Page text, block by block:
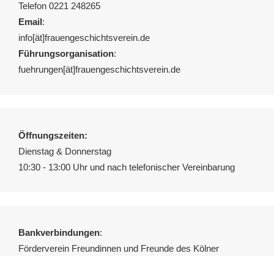
Telefon 0221 248265
Email:
info[ät]frauengeschichtsverein.de
Führungsorganisation:
fuehrungen[ät]frauengeschichtsverein.de
Öffnungszeiten:
Dienstag & Donnerstag
10:30 - 13:00 Uhr und nach telefonischer Vereinbarung
Bankverbindungen:
Förderverein Freundinnen und Freunde des Kölner